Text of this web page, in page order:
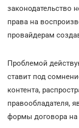
законодательство
права на
провайдерам
Проблемой
ставит под
контента,
правообладателя,
формы договора на